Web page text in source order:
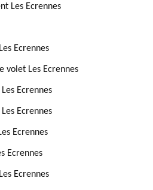
Les Ecrennes
Ecrennes
volet Les Ecrennes
Ecrennes
Ecrennes
Ecrennes
Ecrennes
Ecrennes